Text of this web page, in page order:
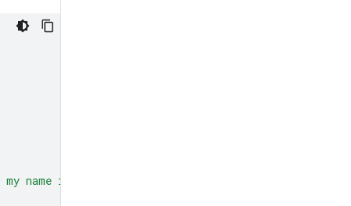
name is Phil."